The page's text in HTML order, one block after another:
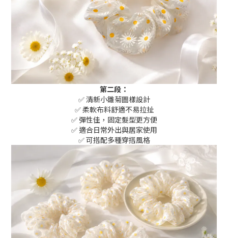
第二段：
✅ 清新小雛菊圖樣設計
✅ 柔軟布料舒適不易拉扯
✅ 彈性佳，固定髮型更方便
✅ 適合日常外出與居家使用
✅ 可搭配多種穿搭風格